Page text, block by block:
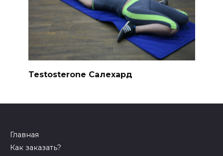
Testosterone Салехард
Главная
Как заказать?